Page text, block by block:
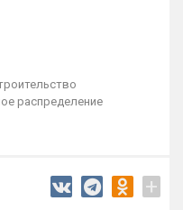
распределение
+